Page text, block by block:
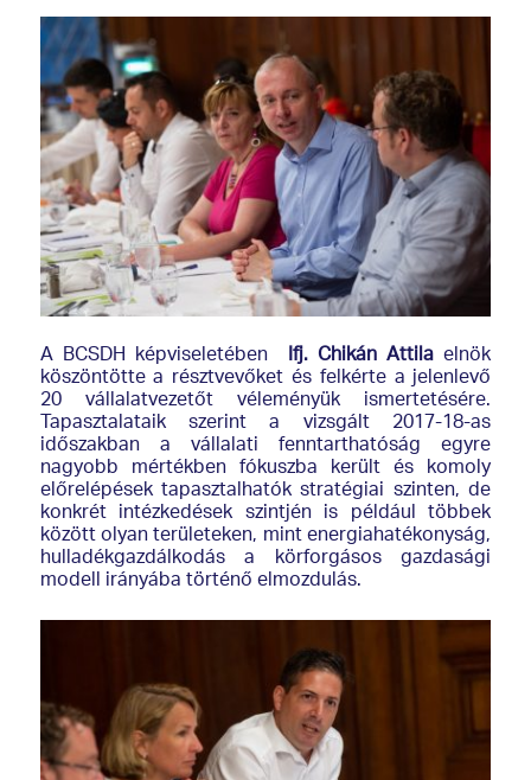
A BCSDH képviseletében Ifj. Chikán Attila elnök
köszöntötte a résztvevőket és felkérte a jelenlevő
20 vállalatvezetőt véleményük ismertetésére.
Tapasztalataik szerint a vizsgált 2017-18-as
időszakban a vállalati fenntarthatóság egyre
nagyobb mértékben fókuszba került és komoly
előrelépések tapasztalhatók stratégiai szinten, de
konkrét intézkedések szintjén is például többek
között olyan területeken, mint energiahatékonyság,
hulladékgazdálkodás a körforgásos gazdasági
modell irányába történő elmozdulás.